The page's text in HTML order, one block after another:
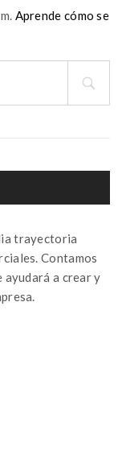
Aprende cómo se
trayectoria
Contamos
ayudará a crear y